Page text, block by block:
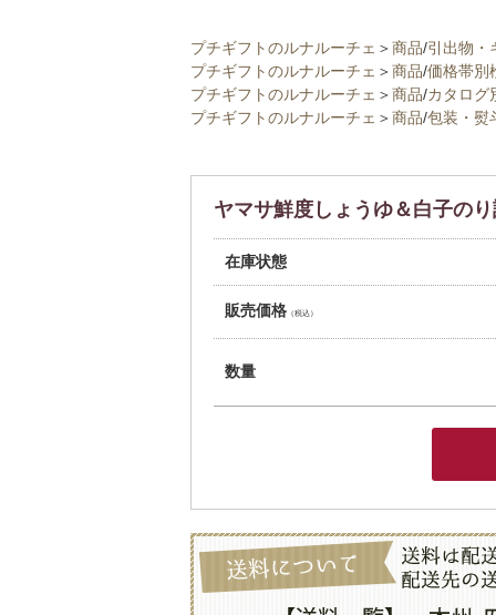
プチギフトのルナルーチェ ＞商品/引出物・
プチギフトのルナルーチェ ＞商品/価格帯別
プチギフトのルナルーチェ ＞商品/カタログ
プチギフトのルナルーチェ ＞商品/包装・熨
ヤマサ鮮度しょうゆ＆白子の
在庫状態
販売価格（税込）
数量